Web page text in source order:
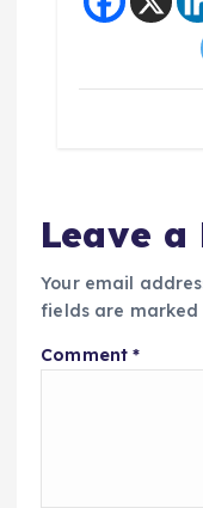
Leave a
Your email
fields are marked
Comment*